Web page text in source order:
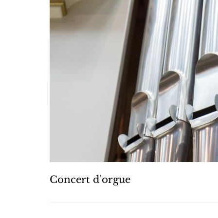
Concert d'orgue